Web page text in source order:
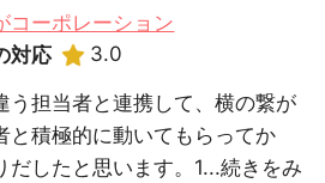
コーポレーション
対応
3.0
う担当者と連携して、横の繋が
と積極的に動いてもらってか
だしたと思います。1...続きをみ